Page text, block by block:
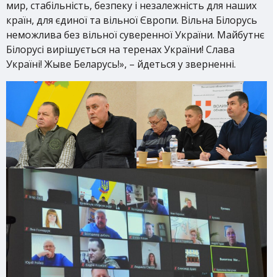
мир, стабільність, безпеку і незалежність для наших
країн, для єдиної та вільної Європи. Вільна Білорусь
неможлива без вільної суверенної України. Майбутнє
Білорусі вирішується на теренах України! Слава
Україні! Жыве Беларусь!», – йдеться у зверненні.